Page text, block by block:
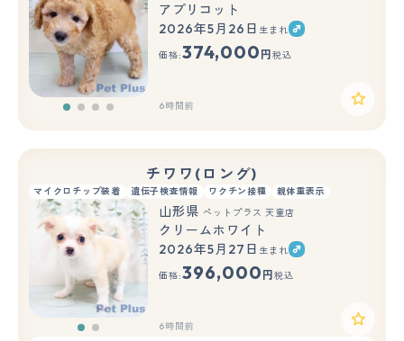
アプリコット
2026年5月26日 生まれ
価格:374,000 円 税込
6時間前
チワワ(ロング)
マイクロチップ装着 遺伝子検査情報 ワクチン接種 親体重表示
もっと見る
山形県 ペットプラス 天童店
クリームホワイト
2026年5月27日 生まれ
価格:396,000 円 税込
6時間前